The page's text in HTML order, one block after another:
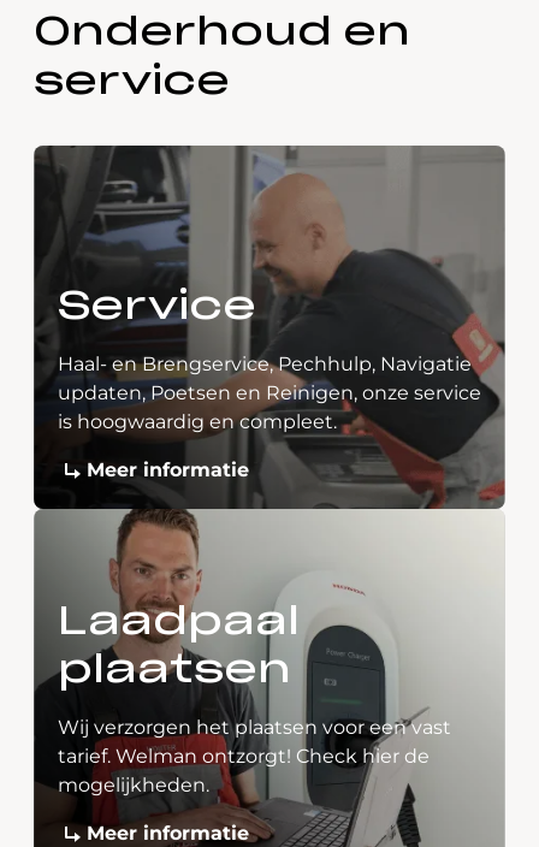
Onderhoud en
service
Service
Haal- en Brengservice, Pechhulp, Navigatie
updaten, Poetsen en Reinigen, onze service
is hoogwaardig en compleet.
Meer informatie
Laadpaal
plaatsen
Wij verzorgen het plaatsen voor een vast
tarief. Welman ontzorgt! Check hier de
mogelijkheden.
Meer informatie